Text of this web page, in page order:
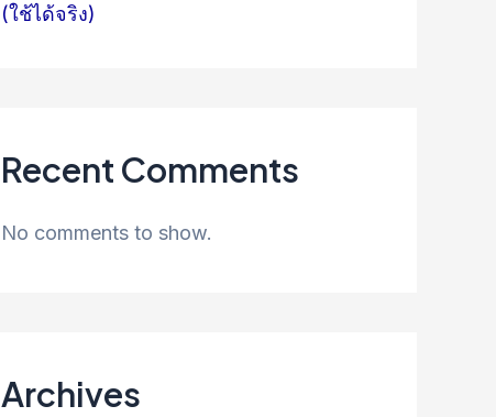
(ใช้ได้จริง)
Recent Comments
No comments to show.
Archives